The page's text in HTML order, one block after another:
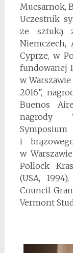
Mucsarnok,
Uczestnik
ze sztuką
Niemczech,
Cyprze, w
fundowanej
w
2016”,
Buenos
nagrody
i
w
Pollock
(USA,
Council
Vermont